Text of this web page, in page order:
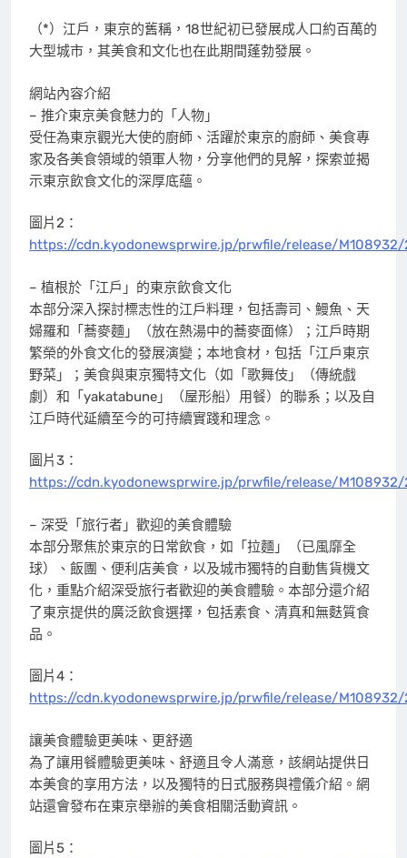
（*）江戶，東京的舊稱，18世紀初已發展成人口約百萬的
大型城市，其美食和文化也在此期間蓬勃發展。
網站內容介紹
– 推介東京美食魅力的「人物」
受任為東京觀光大使的廚師、活躍於東京的廚師、美食專
家及各美食領域的領軍人物，分享他們的見解，探索並揭
示東京飲食文化的深厚底蘊。
圖片2：
https://cdn.kyodonewsprwire.jp/prwfile/release/
– 植根於「江戶」的東京飲食文化
本部分深入探討標志性的江戶料理，包括壽司、鰻魚、天
婦羅和「蕎麥麵」（放在熱湯中的蕎麥面條）；江戶時期
繁榮的外食文化的發展演變；本地食材，包括「江戶東京
野菜」；美食與東京獨特文化（如「歌舞伎」（傳統戲
劇）和「yakatabune」（屋形船）用餐）的聯系；以及自
江戶時代延續至今的可持續實踐和理念。
圖片3：
https://cdn.kyodonewsprwire.jp/prwfile/release/
– 深受「旅行者」歡迎的美食體驗
本部分聚焦於東京的日常飲食，如「拉麵」（已風靡全
球）、飯團、便利店美食，以及城市獨特的自動售貨機文
化，重點介紹深受旅行者歡迎的美食體驗。本部分還介紹
了東京提供的廣泛飲食選擇，包括素食、清真和無麩質食
品。
圖片4：
https://cdn.kyodonewsprwire.jp/prwfile/release/
讓美食體驗更美味、更舒適
為了讓用餐體驗更美味、舒適且令人滿意，該網站提供日
本美食的享用方法，以及獨特的日式服務與禮儀介紹。網
站還會發布在東京舉辦的美食相關活動資訊。
圖片5：